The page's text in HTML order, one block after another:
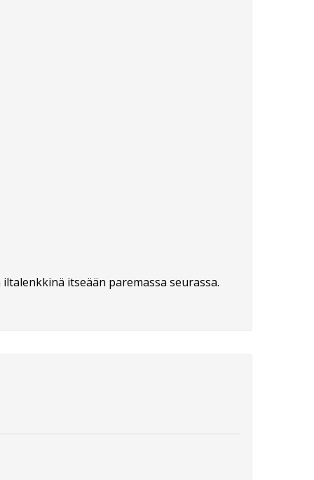
itseään paremassa seurassa.